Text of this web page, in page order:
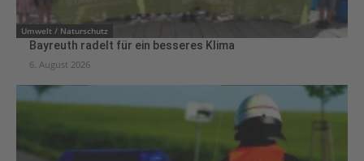
Umwelt / Naturschutz
Bayreuth radelt für ein besseres Klima
6. August 2026